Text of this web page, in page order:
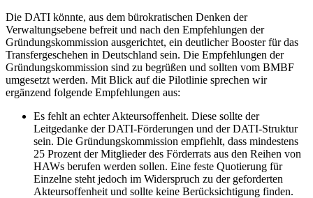
Die DATI könnte, aus dem bürokratischen Denken der
Verwaltungsebene befreit und nach den Empfehlungen der
Gründungskommission ausgerichtet, ein deutlicher Booster für das
Transfergeschehen in Deutschland sein. Die Empfehlungen der
Gründungskommission sind zu begrüßen und sollten vom BMBF
umgesetzt werden. Mit Blick auf die Pilotlinie sprechen wir
ergänzend folgende Empfehlungen aus:
Es fehlt an echter Akteursoffenheit. Diese sollte der
Leitgedanke der DATI-Förderungen und der DATI-Struktur
sein. Die Gründungskommission empfiehlt, dass mindestens
25 Prozent der Mitglieder des Förderrats aus den Reihen von
HAWs berufen werden sollen. Eine feste Quotierung für
Einzelne steht jedoch im Widerspruch zu der geforderten
Akteursoffenheit und sollte keine Berücksichtigung finden.